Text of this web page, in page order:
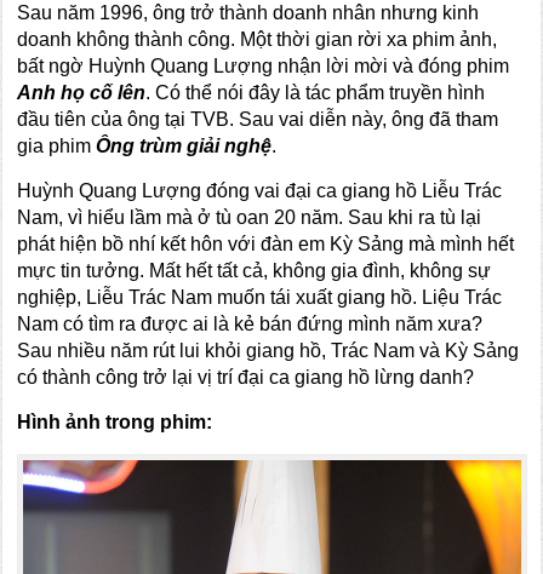
Sau năm 1996, ông trở thành doanh nhân nhưng kinh
doanh không thành công. Một thời gian rời xa phim ảnh,
bất ngờ Huỳnh Quang Lượng nhận lời mời và đóng phim
Anh họ cố lên. Có thể nói đây là tác phẩm truyền hình
đầu tiên của ông tại TVB. Sau vai diễn này, ông đã tham
gia phimÔng trùm giải nghệ.
Huỳnh Quang Lượng đóng vai đại ca giang hồ Liễu Trác
Nam, vì hiểu lầm mà ở tù oan 20 năm. Sau khi ra tù lại
phát hiện bồ nhí kết hôn với đàn em Kỳ Sảng mà mình hết
mực tin tưởng. Mất hết tất cả, không gia đình, không sự
nghiệp, Liễu Trác Nam muốn tái xuất giang hồ. Liệu Trác
Nam có tìm ra được ai là kẻ bán đứng mình năm xưa?
Sau nhiều năm rút lui khỏi giang hồ, Trác Nam và Kỳ Sảng
có thành công trở lại vị trí đại ca giang hồ lừng danh?
Hình ảnh trong phim: